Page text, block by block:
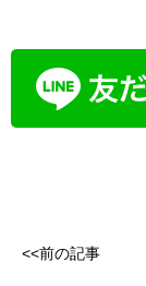
<<前の記事